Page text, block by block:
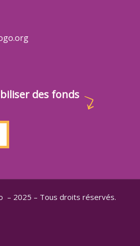
des fonds
– 2025 – Tous droits réservés.